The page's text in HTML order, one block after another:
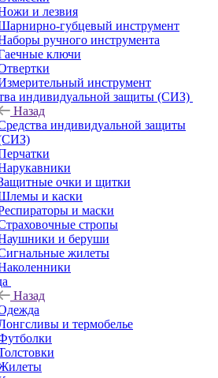
и лезвия
губцевый инструмент
ручного инструмента
ключи
инструмент
индивидуальной защиты (СИЗ)
Назад
индивидуальной защиты
очки и щитки
и каски
и маски
стропы
и беруши
жилеты
Назад
и термобелье